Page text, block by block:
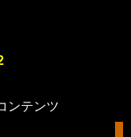
ンテンツ